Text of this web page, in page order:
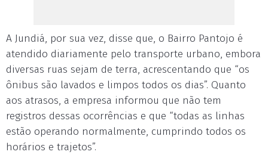
A Jundiá, por sua vez, disse que, o Bairro Pantojo é
atendido diariamente pelo transporte urbano, embora
diversas ruas sejam de terra, acrescentando que “os
ônibus são lavados e limpos todos os dias”. Quanto
aos atrasos, a empresa informou que não tem
registros dessas ocorrências e que “todas as linhas
estão operando normalmente, cumprindo todos os
horários e trajetos”.